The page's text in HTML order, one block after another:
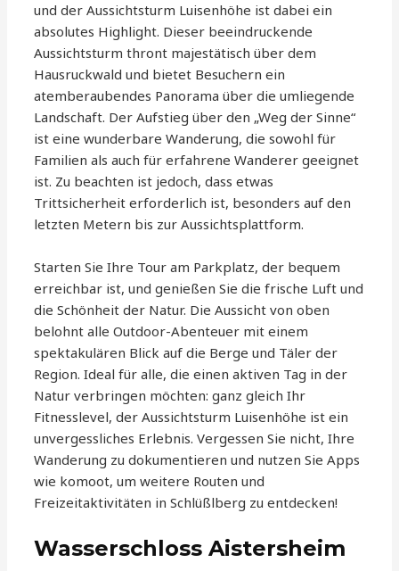
und der Aussichtsturm Luisenhöhe ist dabei ein
absolutes Highlight. Dieser beeindruckende
Aussichtsturm thront majestätisch über dem
Hausruckwald und bietet Besuchern ein
atemberaubendes Panorama über die umliegende
Landschaft. Der Aufstieg über den „Weg der Sinne“
ist eine wunderbare Wanderung, die sowohl für
Familien als auch für erfahrene Wanderer geeignet
ist. Zu beachten ist jedoch, dass etwas
Trittsicherheit erforderlich ist, besonders auf den
letzten Metern bis zur Aussichtsplattform.
Starten Sie Ihre Tour am Parkplatz, der bequem
erreichbar ist, und genießen Sie die frische Luft und
die Schönheit der Natur. Die Aussicht von oben
belohnt alle Outdoor-Abenteuer mit einem
spektakulären Blick auf die Berge und Täler der
Region. Ideal für alle, die einen aktiven Tag in der
Natur verbringen möchten: ganz gleich Ihr
Fitnesslevel, der Aussichtsturm Luisenhöhe ist ein
unvergessliches Erlebnis. Vergessen Sie nicht, Ihre
Wanderung zu dokumentieren und nutzen Sie Apps
wie komoot, um weitere Routen und
Freizeitaktivitäten in Schlüßlberg zu entdecken!
Wasserschloss Aistersheim